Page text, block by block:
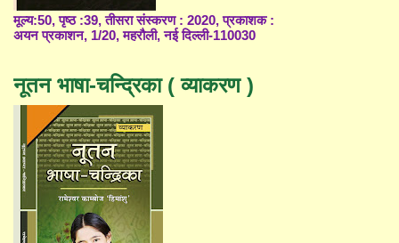
मूल्य:50, पृष्ठ :39, तीसरा संस्करण : 2020, प्रकाशक :
अयन प्रकाशन, 1/20, महरौली, नई दिल्ली-110030
नूतन भाषा-चन्द्रिका ( व्याकरण )